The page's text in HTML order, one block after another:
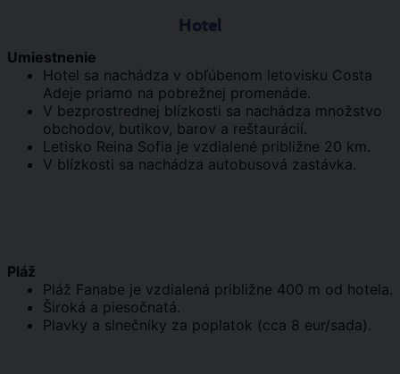
Hotel
Umiestnenie
Hotel sa nachádza v obľúbenom letovisku Costa
Adeje priamo na pobrežnej promenáde.
V bezprostrednej blízkosti sa nachádza množstvo
obchodov, butikov, barov a reštaurácií.
Letisko Reina Sofia je vzdialené približne 20 km.
V blízkosti sa nachádza autobusová zastávka.
Pláž
Pláž Fanabe je vzdialená približne 400 m od hotela.
Široká a piesočnatá.
Plavky a slnečníky za poplatok (cca 8 eur/sada).